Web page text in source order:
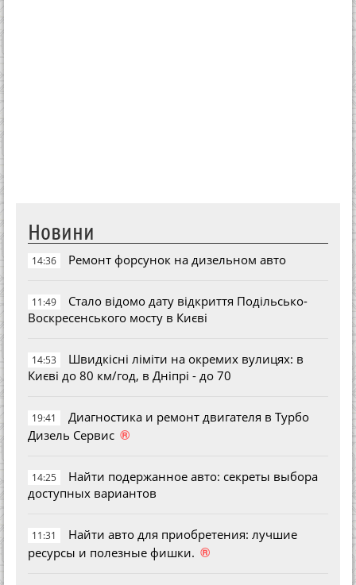
Новини
14:36 Ремонт форсунок на дизельном авто
11:49
Стало відомо дату відкриття Подільсько-
Воскресенського мосту в Києві
14:53
Швидкісні ліміти на окремих вулицях: в
Києві до 80 км/год, в Дніпрі - до 70
19:41
Диагностика и ремонт двигателя в Турбо
Дизель Сервис ®
14:25
Найти подержанное авто: секреты выбора
доступных вариантов
11:31
Найти авто для приобретения: лучшие
ресурсы и полезные фишки. ®